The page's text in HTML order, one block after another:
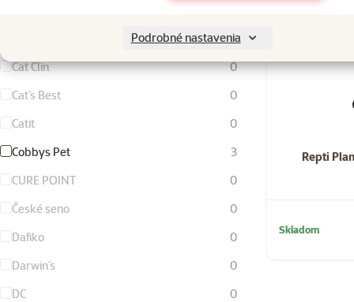
Podrobné nastavenia
0
Cat Clin
0
Cat´s Best
0
Catit
0
Cobbys Pet
3
CURE POINT
0
České seno
0
Dafiko
0
Darwin´s
0
DC
0
Repti
Skladom